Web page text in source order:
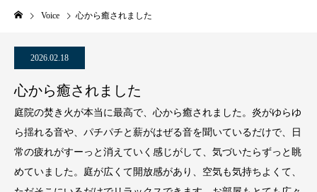
Voice 心から癒されました
2026.02.18
心から癒されました
庭院の焚き火が本当に最高で、心から癒されました。炎がゆらゆ
ら揺れる音や、パチパチと薪がはぜる音を聞いているだけで、日
常の疲れがすーっと消えていく感じがして、気づいたらずっと眺
めていました。庭が広くて開放感があり、空気も気持ちよくて、